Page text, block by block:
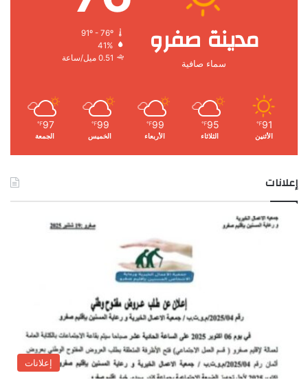
مدينة صفرو
سماء صافية
91º - 76º
41%
0.51 ميل/ساعة
91
℉
الأثنين
95
℉
الثلاثاء
99
℉
الأربعاء
99
℉
الخميس
97
℉
الجمعة
إعلانات
إعلانات